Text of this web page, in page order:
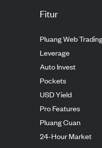
Fitur
Pluang Web
Leverage
Auto Invest
Pockets
USD Yield
Pro Features
Pluang Cuan
24-Hour Market